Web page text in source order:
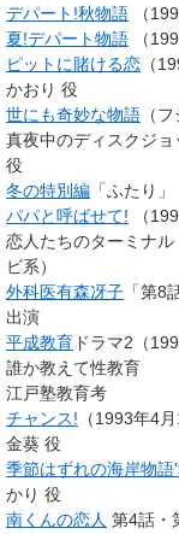
デパート!秋物語 （
夏!デパート物語 （
ピットに賭ける恋 （
かおり 役
世にも奇妙な物語 （
真夜中のディスクジ
役
冬の特別編 「ふたり
パパと呼ばせて! （
恋人たちのターミナル
ビ系）
外科医有森冴子 「第
出演
平成教育 ドラマ2（
誰か教えて性教育
江戸塾教育考
チャンス! （1993年4
金葵 役
季節はずれの海岸物語
かり 役
南くんの恋人 第4話・